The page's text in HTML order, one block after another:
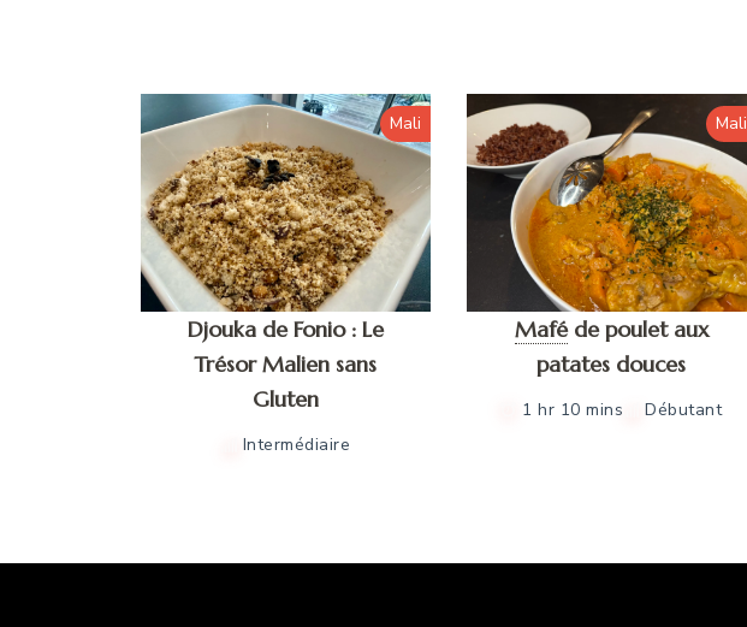
Mali
Djouka de Fonio : Le
Trésor Malien sans
Gluten
Intermédiaire
Mali
Mafé de poulet aux
patates douces
1 hr 10 mins Débutant